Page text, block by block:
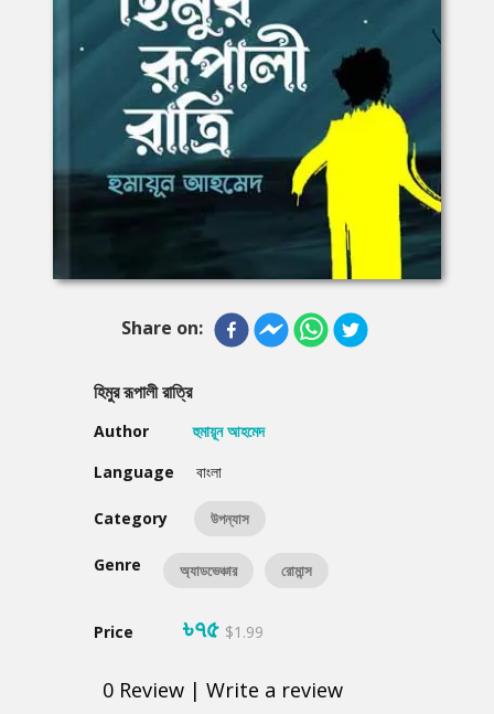
Share on:
হিমুর রূপালী রাত্রি
Author
হুমায়ূন আহমেদ
Language
বাংলা
Category উপন্যাস
Genre অ্যাডভেঞ্চার রোমান্স
Price ৳৭৫ $1.99
0 Review | Write a review